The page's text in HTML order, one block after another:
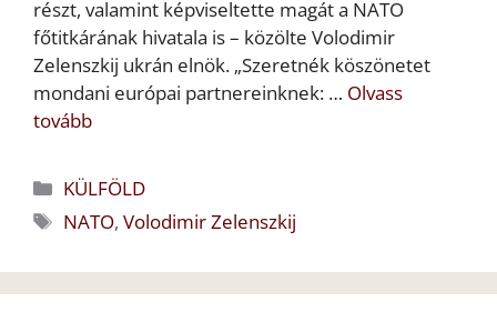
részt, valamint képviseltette magát a NATO
főtitkárának hivatala is – közölte Volodimir
Zelenszkij ukrán elnök. „Szeretnék köszönetet
mondani európai partnereinknek: … Olvass
tovább
Kategória
KÜLFÖLD
Címkék
NATO,Volodimir Zelenszkij